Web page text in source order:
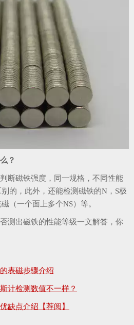
？
断磁铁强度，同一规格，不同性能
的，此外，还能检测磁铁的N，S极
（一个面上多个NS）等。
测出磁铁的性能等级一文解答，你
表磁步骤介绍
计检测数值不一样？
缺点介绍【荐阅】